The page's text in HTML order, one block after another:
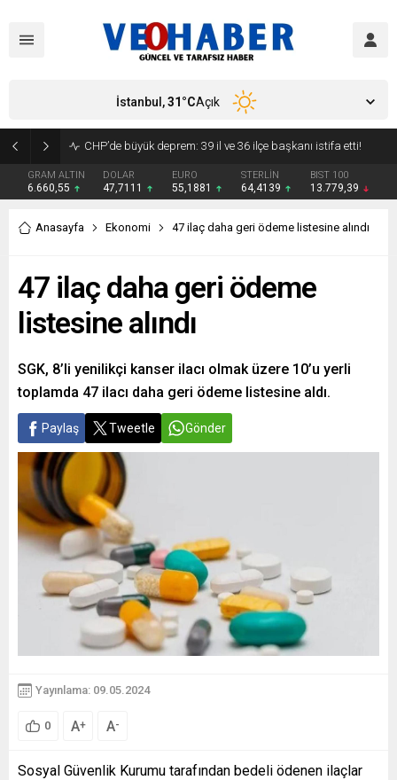
CHP’de büyük deprem: 39 il ve 36 ilçe başkanı istifa etti!
GRAM ALTIN
6.660,55
DOLAR
47,7111
EURO
55,1881
STERLİN
64,4139
BIST 100
13.779,39
İstanbul,31°CAçık
Anasayfa Ekonomi 47 ilaç daha geri ödeme listesine alındı
47 ilaç daha geri ödeme
listesine alındı
SGK, 8’li yenilikçi kanser ilacı olmak üzere 10’u yerli
toplamda 47 ilacı daha geri ödeme listesine aldı.
Paylaş Tweetle Gönder
Yayınlama: 09.05.2024
0 A+ A-
Sosyal Güvenlik Kurumu tarafından bedeli ödenen ilaçlar